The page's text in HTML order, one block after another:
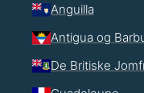
Anguilla
Antigua og
De Britiske